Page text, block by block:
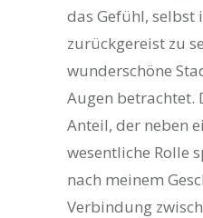
das Gefühl, selbst
zurückgereist zu
wunderschöne
Augen betrachtet.
Anteil, der neben
wesentliche Rolle
nach meinem
Verbindung